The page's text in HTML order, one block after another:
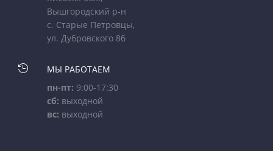
Вышгородский р-н
с. Старые Петровцы,
ул. Дубровского 8б

МЫ РАБОТАЕМ
пн-пт: 9:00-17:30
сб: выходной
вс: выходной